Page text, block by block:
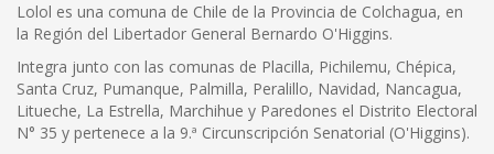
Lolol es una comuna de Chile de la Provincia de Colchagua, en
la Región del Libertador General Bernardo O'Higgins.
Integra junto con las comunas de Placilla, Pichilemu, Chépica,
Santa Cruz, Pumanque, Palmilla, Peralillo, Navidad, Nancagua,
Litueche, La Estrella, Marchihue y Paredones el Distrito Electoral
N° 35 y pertenece a la 9.ª Circunscripción Senatorial (O'Higgins).